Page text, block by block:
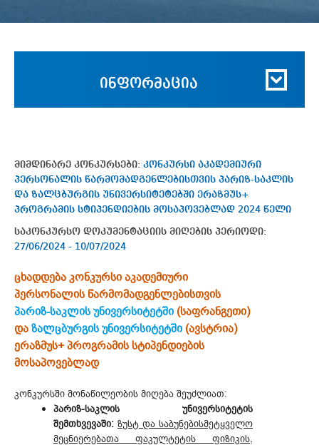
ინფორმაცია
მიმდინარე კონკურსები: კონკურსი აკადემიური
პერსონალის წარმომადგენლებისთვის პარიზ-საკლის
და ზალცბურგის უნივერსიტეტებში ერაზმუს+
პროგრამის სტიპენდიების მოსაპოვებლად 2024 წელი
საკონკურსო დოკუმენტაციის მიღების პერიოდი:
27/06/2024 - 10/07/2024
ცხადდება კონკურსი აკადემიური
პერსონალის წარმომადგენლებისთვის
პარიზ-საკლის უნივერსიტეტში (საფრანგეთი)
დაზალცბურგის უნივერსიტეტში (ავსტრია)
ერაზმუს+ პროგრამის სტიპენდიების
მოსაპოვებლად
კონკურსში მონაწილეობის მიღება შეუძლიათ:
პარიზ-საკლის უნივერსიტეტის
შემთხვევაში: ზუსტ და საბუნებისმეტყველო
მეცნიერებათა ფაკულტეტის ფიზიკის,